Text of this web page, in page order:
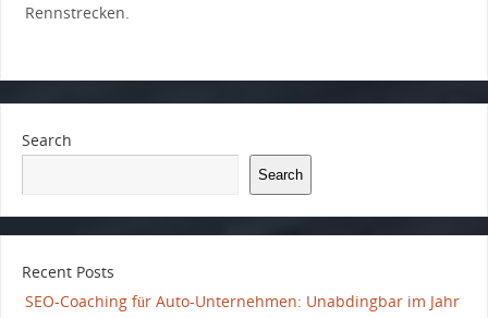
Rennstrecken.
Search
Search
Recent Posts
SEO-Coaching für Auto-Unternehmen: Unabdingbar im Jahr